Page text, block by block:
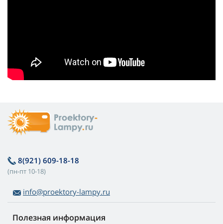
8(921) 609-18-18
(пн-пт 10-18)
info@proektory-lampy.ru
Полезная информация